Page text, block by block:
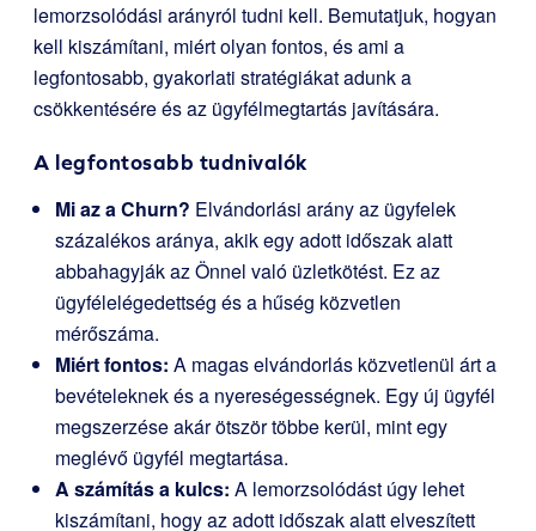
lemorzsolódási arányról tudni kell. Bemutatjuk, hogyan
kell kiszámítani, miért olyan fontos, és ami a
legfontosabb, gyakorlati stratégiákat adunk a
csökkentésére és az ügyfélmegtartás javítására.
A legfontosabb tudnivalók
Mi az a Churn? Elvándorlási arány az ügyfelek
százalékos aránya, akik egy adott időszak alatt
abbahagyják az Önnel való üzletkötést. Ez az
ügyfélelégedettség és a hűség közvetlen
mérőszáma.
Miért fontos: A magas elvándorlás közvetlenül árt a
bevételeknek és a nyereségességnek. Egy új ügyfél
megszerzése akár ötször többe kerül, mint egy
meglévő ügyfél megtartása.
A számítás a kulcs: A lemorzsolódást úgy lehet
kiszámítani, hogy az adott időszak alatt elveszített